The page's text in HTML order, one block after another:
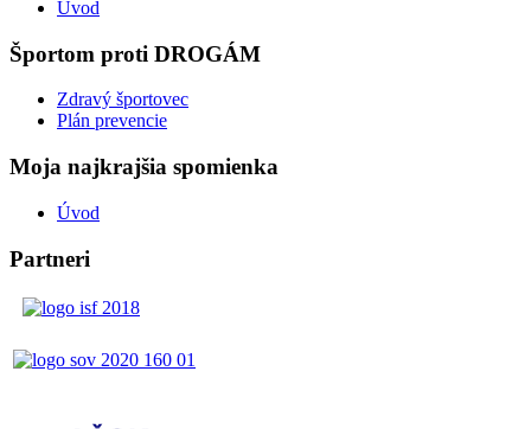
Úvod
Športom proti DROGÁM
Zdravý športovec
Plán prevencie
Moja najkrajšia spomienka
Úvod
Partneri